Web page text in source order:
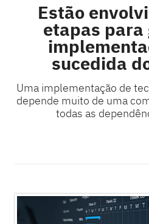
Estão
etapas
sucedida
Uma implementação de
depende muito de uma
todas as